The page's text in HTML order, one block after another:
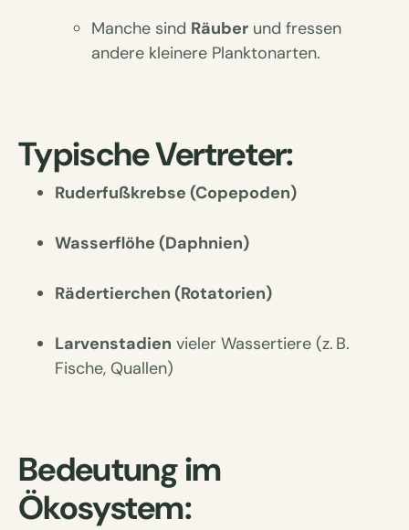
Manche sind Räuber und fressen
andere kleinere Planktonarten.
Typische Vertreter:
Ruderfußkrebse (Copepoden)
Wasserflöhe (Daphnien)
Rädertierchen (Rotatorien)
Larvenstadien vieler Wassertiere (z. B.
Fische, Quallen)
Bedeutung im
Ökosystem: